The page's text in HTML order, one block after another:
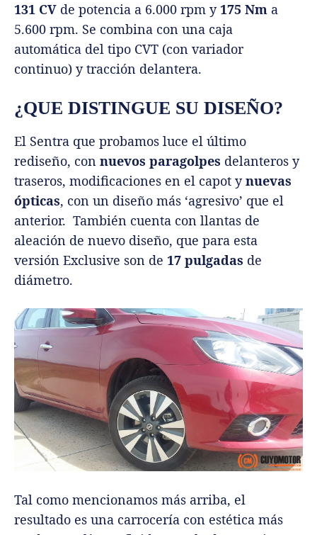
131 CV de potencia a 6.000 rpm y175 Nm a
5.600 rpm. Se combina con una caja
automática del tipo CVT (con variador
continuo) y tracción delantera.
¿QUE DISTINGUE SU DISEÑO?
El Sentra que probamos luce el último
rediseño, con nuevos paragolpes delanteros y
traseros, modificaciones en el capot ynuevas
ópticas, con un diseño más ‘agresivo’ que el
anterior. También cuenta con llantas de
aleación de nuevo diseño, que para esta
versión Exclusive son de 17 pulgadas de
diámetro.
Tal como mencionamos más arriba, el
resultado es una carrocería con estética más